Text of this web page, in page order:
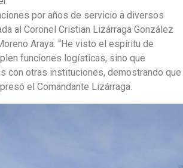
por años de servicio a diversos
al Coronel Cristian Lizárraga González
Araya. “He visto el espíritu de
funciones logísticas, sino que
con otras instituciones, demostrando que
el Comandante Lizárraga.